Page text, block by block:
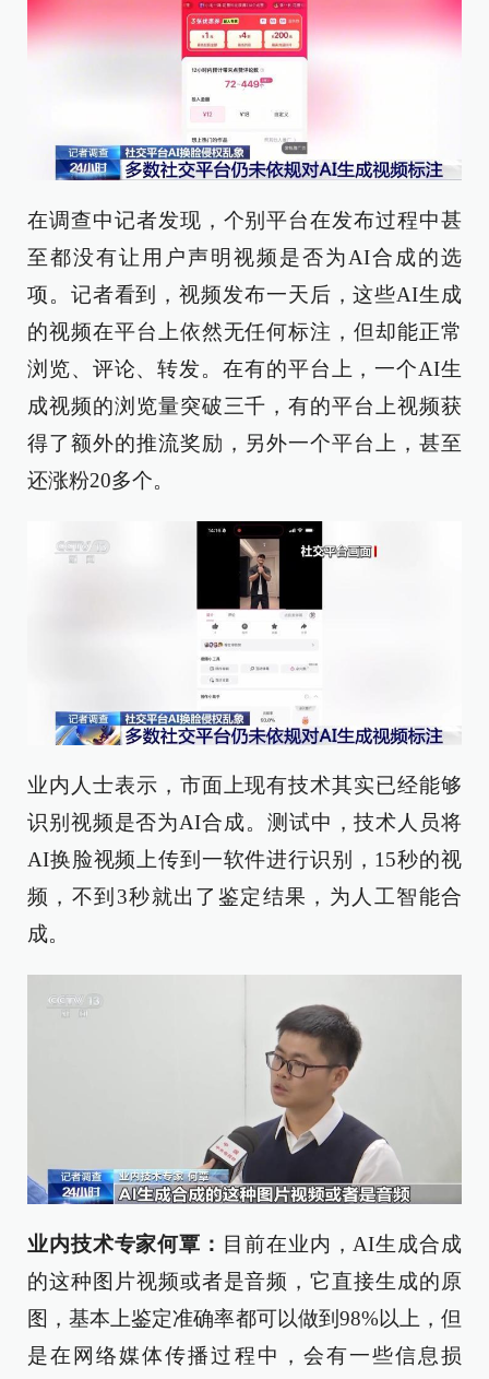
在调查中记者发现，个别平台在发布过程中甚
至都没有让用户声明视频是否为AI合成的选
项。记者看到，视频发布一天后，这些AI生成
的视频在平台上依然无任何标注，但却能正常
浏览、评论、转发。在有的平台上，一个AI生
成视频的浏览量突破三千，有的平台上视频获
得了额外的推流奖励，另外一个平台上，甚至
还涨粉20多个。
业内人士表示，市面上现有技术其实已经能够
识别视频是否为AI合成。测试中，技术人员将
AI换脸视频上传到一软件进行识别，15秒的视
频，不到3秒就出了鉴定结果，为人工智能合
成。
业内技术专家何覃： 目前在业内，AI生成合成
的这种图片视频或者是音频，它直接生成的原
图，基本上鉴定准确率都可以做到98%以上，但
是在网络媒体传播过程中，会有一些信息损